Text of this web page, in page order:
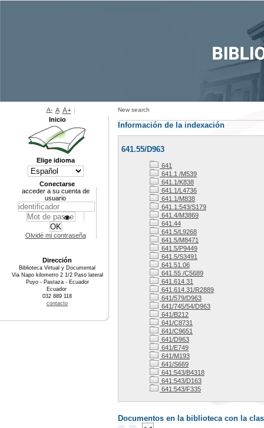
New search
Información de la indexación
641.55/D963
641
641.1 /M539
641.1/K838
641.1/L4736
641.1/M838
641.1:543/S179
641.4/M3869
641.44
641.5/L9268
641.5/M8471
641.5/P9449
641.5/S3491
641.51.06
641.55 /C5689
641.614.31
641.614.31/R2889
641/579/D963
641/745/54/D963
641/B212
641/C8731
641/C9651
641/D963
641/E749
641/M193
641/S669
641:543/B4318
641:543/D163
641:543/F335
Documentos en la biblioteca con la
A- A A+
Inicio
Elige idioma
Conectarse
acceder a su cuenta de
usuario
Olvidé mi contraseña
Dirección
Biblioteca Virtual y Documental
Via Napo kilometro 2 1/2 Paso lateral
Puyo - Pastaza - Ecuador
Ecuador
032 889 118
contacto